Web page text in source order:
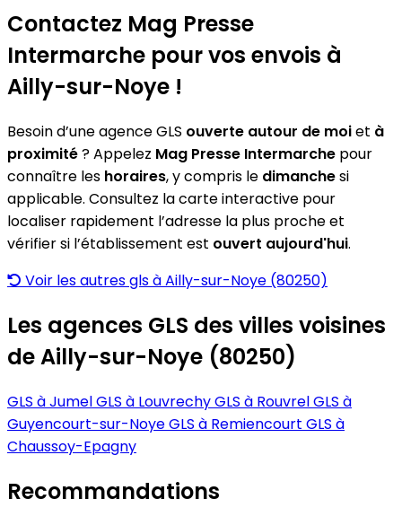
Contactez Mag Presse
Intermarche pour vos envois à
Ailly-sur-Noye !
Besoin d’une agence GLS ouverte autour de moiet à
proximité? Appelez Mag Presse Intermarche pour
connaître les horaires, y compris le dimanchesi
applicable. Consultez la carte interactive pour
localiser rapidement l’adresse la plus proche et
vérifier si l’établissement est ouvert aujourd'hui.
Voir les autres gls à Ailly-sur-Noye (80250)
Les agences GLS des villes voisines
de Ailly-sur-Noye (80250)
GLS à JumelGLS à LouvrechyGLS à RouvrelGLS à
Guyencourt-sur-NoyeGLS à Remiencourt GLS à
Chaussoy-Epagny
Recommandations